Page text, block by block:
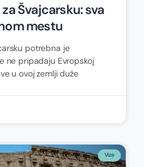
Švajcarsku: sva
mestu
potrebna je
ne pripadaju Evropskoj
u ovoj zemlji duže
Vize